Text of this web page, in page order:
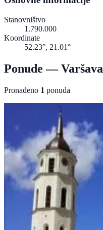
Stanovništvo
1.790.000
Koordinate
52.23°, 21.01°
Ponude — Varšava
Pronađeno 1 ponuda